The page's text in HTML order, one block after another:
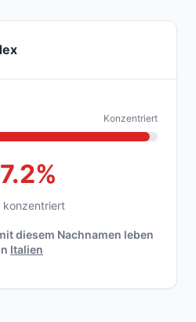
Konzentriert
konzentriert
diesem Nachnamen leben
Italien